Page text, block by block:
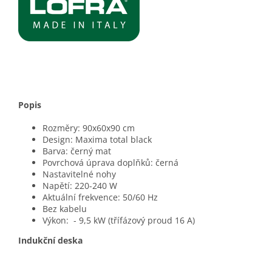
Popis
Rozměry: 90x60x90 cm
Design: Maxima total black
Barva: černý mat
Povrchová úprava doplňků: černá
Nastavitelné nohy
Napětí: 220-240 W
Aktuální frekvence: 50/60 Hz
Bez kabelu
Výkon: - 9,5 kW (třífázový proud 16 A)
Indukční deska